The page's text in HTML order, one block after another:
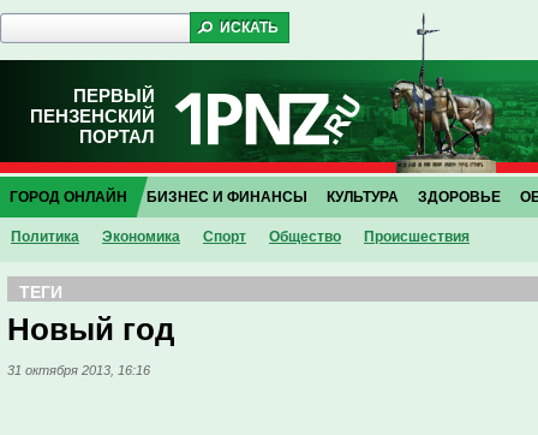
ПЕРВЫЙ
ПЕНЗЕНСКИЙ
ПОРТАЛ
ГОРОД ОНЛАЙН
Политика Экономика Спорт Общество Проиcшествия
БИЗНЕС И ФИНАНСЫ КУЛЬТУРА ЗДОРОВЬЕ
ТЕГИ
Новый год
31 октября 2013, 16:16